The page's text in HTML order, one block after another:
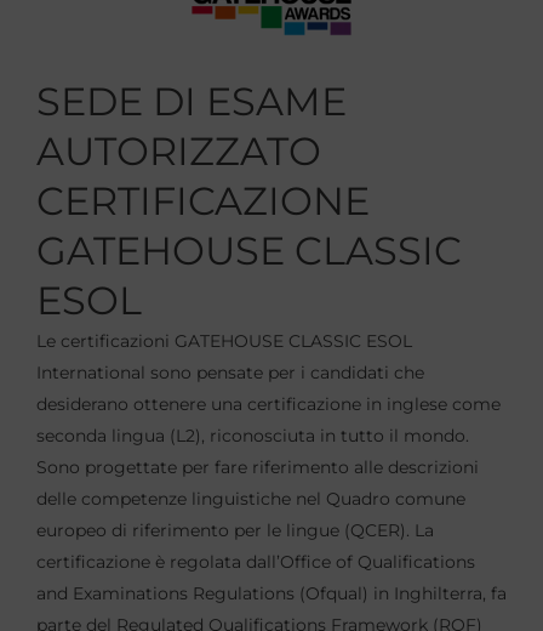
SEDE DI ESAME
AUTORIZZATO
CERTIFICAZIONE
GATEHOUSE CLASSIC
ESOL
Le certificazioni GATEHOUSE CLASSIC ESOL
International sono pensate per i candidati che
desiderano ottenere una certificazione in inglese come
seconda lingua (L2), riconosciuta in tutto il mondo.
Sono progettate per fare riferimento alle descrizioni
delle competenze linguistiche nel Quadro comune
europeo di riferimento per le lingue (QCER). La
certificazione è regolata dall’Office of Qualifications
and Examinations Regulations (Ofqual) in Inghilterra, fa
parte del Regulated Qualifications Framework (RQF)